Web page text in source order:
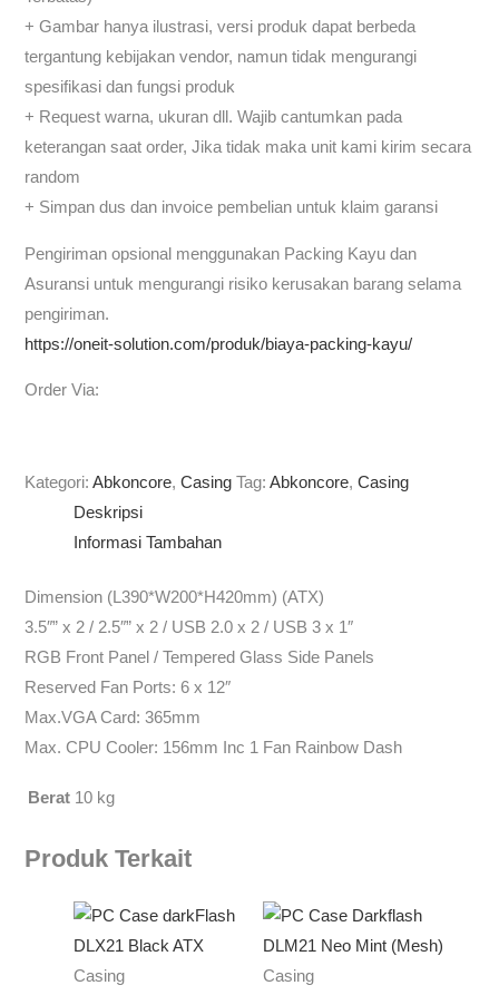
+ Gambar hanya ilustrasi, versi produk dapat berbeda
tergantung kebijakan vendor, namun tidak mengurangi
spesifikasi dan fungsi produk
+ Request warna, ukuran dll. Wajib cantumkan pada
keterangan saat order, Jika tidak maka unit kami kirim secara
random
+ Simpan dus dan invoice pembelian untuk klaim garansi
Pengiriman opsional menggunakan Packing Kayu dan
Asuransi untuk mengurangi risiko kerusakan barang selama
pengiriman.
https://oneit-solution.com/produk/biaya-packing-kayu/
Order Via:
Kategori:Abkoncore,Casing Tag:Abkoncore,Casing
Deskripsi
Informasi Tambahan
Dimension (L390*W200*H420mm) (ATX)
3.5″” x 2 / 2.5″” x 2 / USB 2.0 x 2 / USB 3 x 1″
RGB Front Panel / Tempered Glass Side Panels
Reserved Fan Ports: 6 x 12″
Max.VGA Card: 365mm
Max. CPU Cooler: 156mm Inc 1 Fan Rainbow Dash
Berat 10 kg
Produk Terkait
Casing Casing